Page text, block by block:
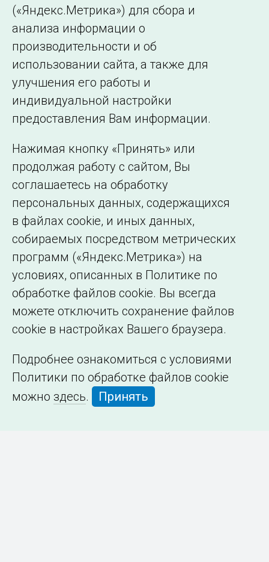
Филиал ОАО «СО ЕЭС» ОДУ Урала стал участником
четырехстороннего договора довузовского
образования, направленного на подготовку
специалистов для электроэнергетики.
©2005–2026 АО «СО ЕЭС»
Филиалы и
представительства
образовательной
организации
(«Яндекс.Метрика») для сбора и
анализа информации о
производительности и об
использовании сайта, а также для
улучшения его работы и
индивидуальной настройки
предоставления Вам информации.
Нажимая кнопку «Принять» или
продолжая работу с сайтом, Вы
соглашаетесь на обработку
персональных данных, содержащихся
в файлах cookie, и иных данных,
собираемых посредством метрических
программ («Яндекс.Метрика») на
условиях, описанных в Политике по
обработке файлов cookie. Вы всегда
можете отключить сохранение файлов
cookie в настройках Вашего браузера.
Подробнее ознакомиться с условиями
Политики по обработке файлов cookie
можно здесь. Принять